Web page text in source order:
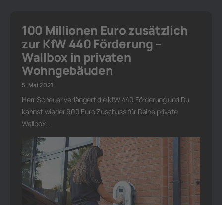
100 Millionen Euro zusätzlich
zur KfW 440 Förderung –
Wallbox in privaten
Wohngebäuden
5. Mai 2021
Herr Scheuer verlängert die KfW 440 Förderung und Du
kannst wieder 900 Euro Zuschuss für Deine private
Wallbox…